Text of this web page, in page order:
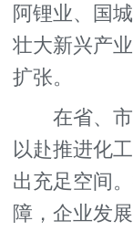
阿锂业、国
壮大新兴产
扩张。
在省、市
以赴推进化
出充足空间
障，企业发